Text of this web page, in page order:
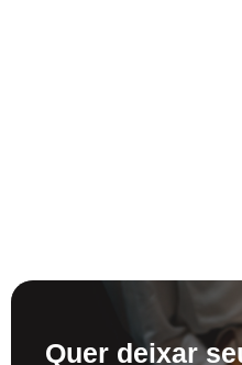
Quer deixar